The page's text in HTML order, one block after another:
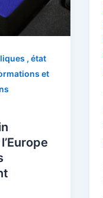
, état
et